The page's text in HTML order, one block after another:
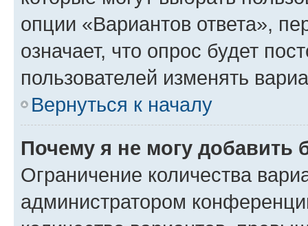
опции «Вариантов ответа»,
означает, что опрос будет
пользователей изменять
Вернуться к началу
Почему я не могу добавить
Ограничение количества
администратором